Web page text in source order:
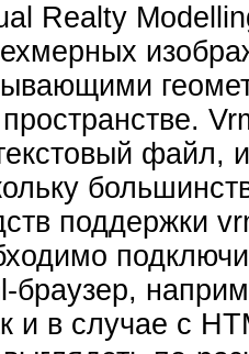
Realty
файл,
поддержки
браузер,
и в случае с